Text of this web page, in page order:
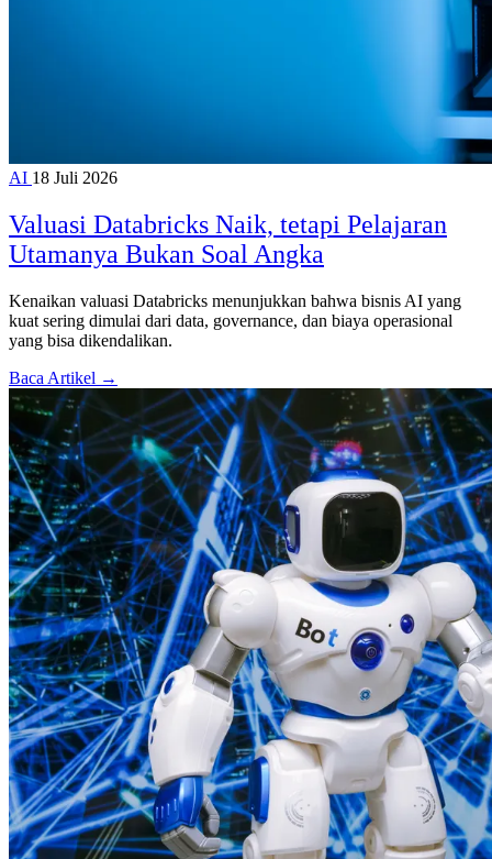
AI 18 Juli 2026
Valuasi Databricks Naik, tetapi Pelajaran
Utamanya Bukan Soal Angka
Kenaikan valuasi Databricks menunjukkan bahwa bisnis AI yang
kuat sering dimulai dari data, governance, dan biaya operasional
yang bisa dikendalikan.
Baca Artikel →